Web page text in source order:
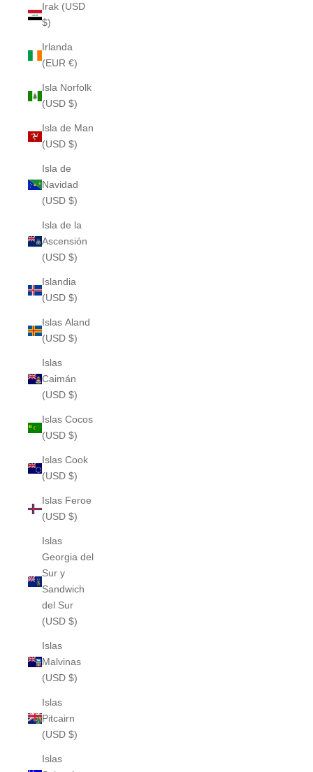
Irak (USD
$)
Irlanda
(EUR €)
Isla Norfolk
(USD $)
Isla de Man
(USD $)
Isla de
Navidad
(USD $)
Isla de la
Ascensión
(USD $)
Islandia
(USD $)
Islas Aland
(USD $)
Islas
Caimán
(USD $)
Islas Cocos
(USD $)
Islas Cook
(USD $)
Islas Feroe
(USD $)
Islas
Georgia del
Sur y
Sandwich
del Sur
(USD $)
Islas
Malvinas
(USD $)
Islas
Pitcairn
(USD $)
Islas